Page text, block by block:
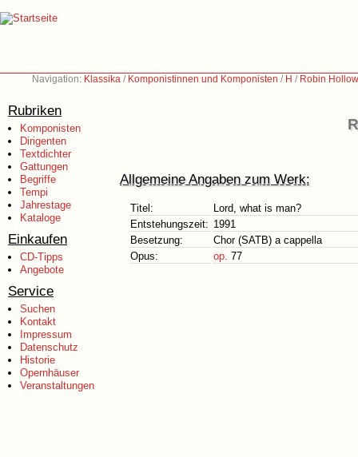
Navigation: Klassika / Komponistinnen und Komponisten / H / Robin
Rubriken
Komponisten
Dirigenten
Textdichter
Gattungen
Begriffe
Tempi
Jahrestage
Kataloge
Einkaufen
CD-Tipps
Angebote
Service
Suchen
Kontakt
Impressum
Datenschutz
Historie
Opernhäuser
Veranstaltungen
Allgemeine Angaben zum Werk:
Titel:
Lord, what is man?
Entstehungszeit: 1991
Besetzung:
Chor (SATB) a cappella
Opus:
op. 77